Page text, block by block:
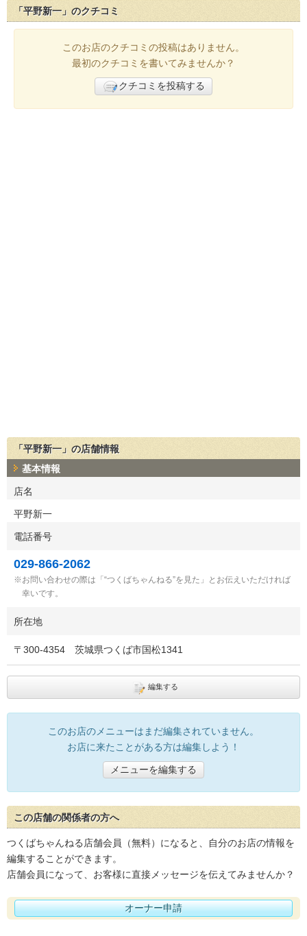
「平野新一」のクチコミ
このお店のクチコミの投稿はありません。
最初のクチコミを書いてみませんか？
クチコミを投稿する
「平野新一」の店舗情報
基本情報
店名
平野新一
電話番号
029-866-2062
お問い合わせの際は「“つくばちゃんねる”を見た」とお伝えいただければ
幸いです。
所在地
〒 300-4354 茨城県つくば市国松1341
編集する
このお店のメニューはまだ編集されていません。
お店に来たことがある方は編集しよう！
メニューを編集する
この店舗の関係者の方へ
つくばちゃんねる店舗会員（無料）になると、自分のお店の情報を
編集することができます。
店舗会員になって、お客様に直接メッセージを伝えてみませんか？
オーナー申請